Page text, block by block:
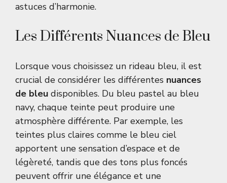
astuces d’harmonie.
Les Différents Nuances de Bleu
Lorsque vous choisissez un rideau bleu, il est
crucial de considérer les différentes nuances
de bleu disponibles. Du bleu pastel au bleu
navy, chaque teinte peut produire une
atmosphère différente. Par exemple, les
teintes plus claires comme le bleu ciel
apportent une sensation d’espace et de
légèreté, tandis que des tons plus foncés
peuvent offrir une élégance et une